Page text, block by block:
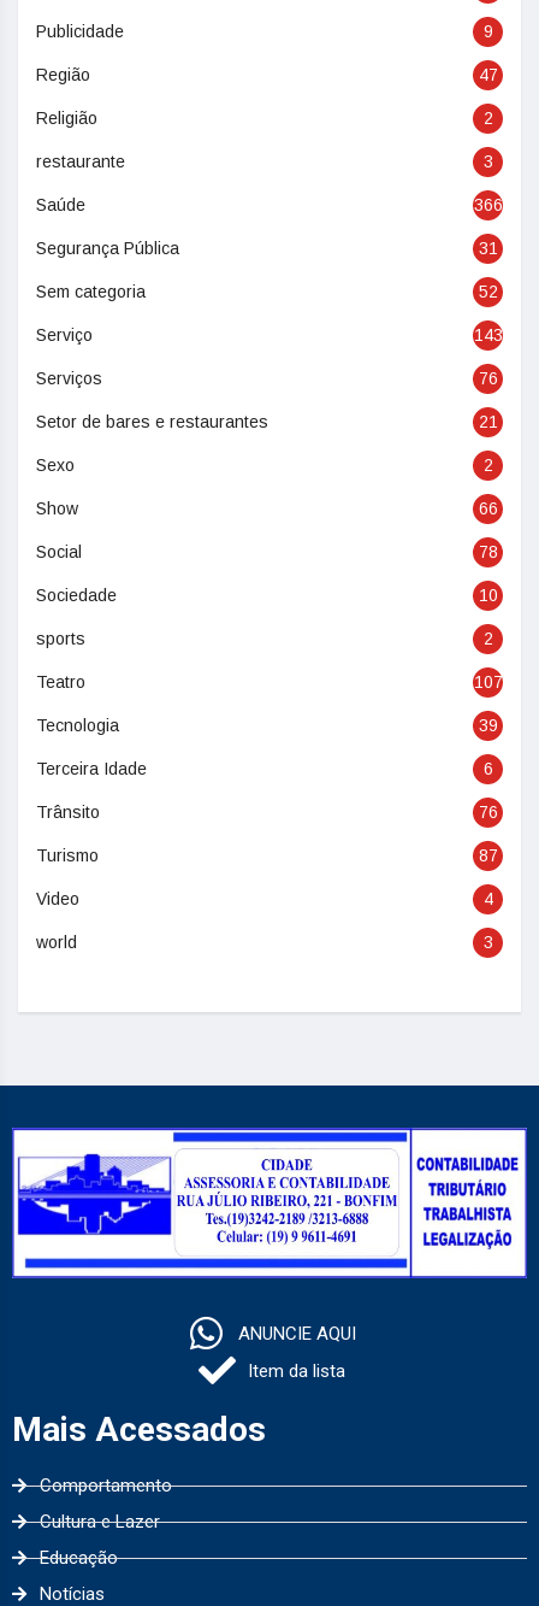
Publicidade 9
Região 47
Religião 2
restaurante 3
Saúde 366
Segurança Pública 31
Sem categoria 52
Serviço 143
Serviços 76
Setor de bares e restaurantes 21
Sexo 2
Show 66
Social 78
Sociedade 10
sports 2
Teatro 107
Tecnologia 39
Terceira Idade 6
Trânsito 76
Turismo 87
Video 4
world 3
ANUNCIE AQUI
Item da lista
Mais Acessados
Comportamento
Cultura e Lazer
Educação
Notícias